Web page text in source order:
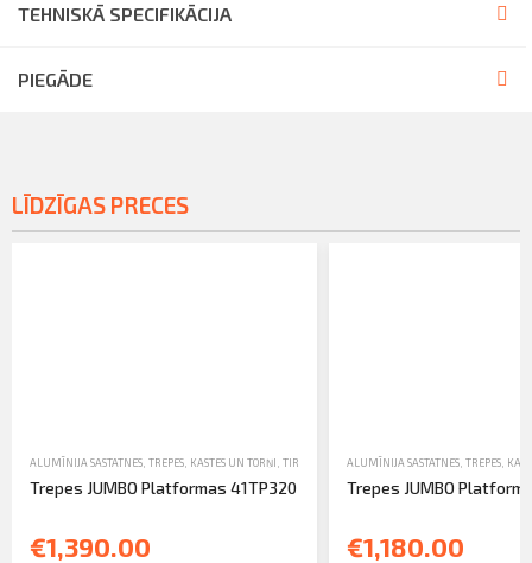
TEHNISKĀ SPECIFIKĀCIJA
PIEGĀDE
LĪDZĪGAS PRECES
ALUMĪNIJA SASTATNES, TREPES, KASTES UN TORŅI TIRDZNIECĪBA, TREPES
Trepes JUMBO Platformas 41TP320
€1,390.00
ALUMĪNIJA SASTATNES, TREPES,
Trepes JUMBO
€1,180.00